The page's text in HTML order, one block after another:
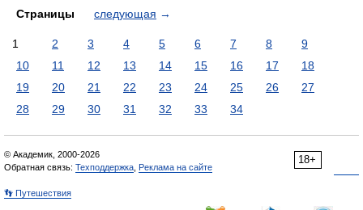
Страницы следующая →
1 2 3 4 5 6 7 8
9
10
11 12 13 14 15 16 17
18
19
20 21 22 23 24 25 26
27
28
29 30 31 32 33 34
18+
© Академик, 2000-2026
Обратная связь: Техподдержка Реклама на сайте
👣 Путешествия